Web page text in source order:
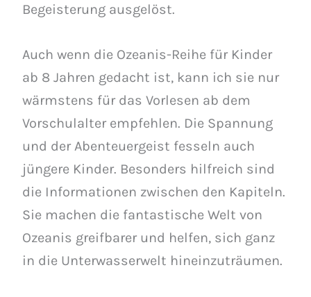
Begeisterung ausgelöst.
Auch wenn die Ozeanis-Reihe für Kinder
ab 8 Jahren gedacht ist, kann ich sie nur
wärmstens für das Vorlesen ab dem
Vorschulalter empfehlen. Die Spannung
und der Abenteuergeist fesseln auch
jüngere Kinder. Besonders hilfreich sind
die Informationen zwischen den Kapiteln.
Sie machen die fantastische Welt von
Ozeanis greifbarer und helfen, sich ganz
in die Unterwasserwelt hineinzuträumen.